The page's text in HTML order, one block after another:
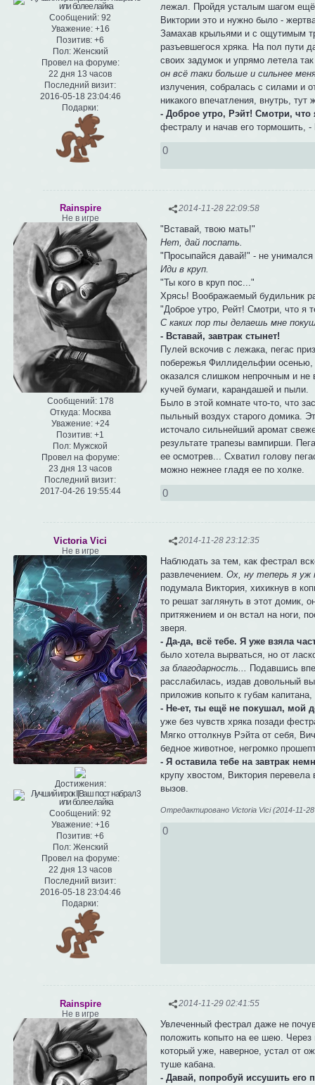
Сообщений: 92
Уважение: +16
Позитив: +6
Пол:Женский
Провел на форуме:
22 дня 13 часов
Последний визит:
2016-05-18 23:04:46
Подарки:
лежал. Пройдя усталым шагом ещё
Виктории это и нужно было -
Замахав крыльями и с ощутимым
разъевшегося хряка. На пол пути
своих задумок и упрямо летела
он всё таки больше и сильнее
излучения, собралась с силами и
никакого впечатления, внутрь,
- Доброе утро, Рэйт! Смотри, что
фестралу и начав его тормошить, -
0
2014-11-28 22:09:58
Rainspire
Не в игре
Сообщений:178
Откуда:Москва
Уважение: +24
Позитив: +1
Пол: Мужской
Провел на форуме:
23 дня 13 часов
Последний визит:
2017-04-26 19:55:44
"Вставай, твою мать!"
Нет, дай поспать.
"Просыпайся давай!" - не унимался
Иди в круп.
"Ты кого в круп пос..."
Хрясь! Воображаемый будильник
"Доброе утро, Рейт! Смотри, что я
С каких пор ты делаешь мне
- Вставай, завтрак стынет!
Пулей вскочив с лежака, пегас
побережья Филлидельфии осенью,
оказался слишком непрочным и не
кучей бумаги, карандашей и пыли.
Было в этой комнате что-то, что
пыльный воздух старого домика.
источало сильнейший аромат
результате трапезы вампирши.
ее осмотрев... Схватил голову
можно нежнее гладя ее по холке.
0
2014-11-28 23:12:35
Victoria Vici
Не в игре
Достижения:
Сообщений: 92
Уважение: +16
Позитив: +6
Пол:Женский
Провел на форуме:
22 дня 13 часов
Последний визит:
2016-05-18 23:04:46
Подарки:
Наблюдать за тем, как фестрал
развлечением.Ох, ну теперь я уж
подумала Виктория, хихикнув в
то решат заглянуть в этот домик,
притяжением и он встал на ноги,
зверя.
- Да-да, всё тебе. Я уже взяла
было хотела вырваться, но от
за благодарность... Подавшись
расслабилась, издав довольный
приложив копыто к губам
- Не-ет, ты ещё не покушал, мой
уже без чувств хряка позади
Мягко оттолкнув Рэйта от себя,
бедное животное, негромко
- Я оставила тебе на завтрак
крупу хвостом, Виктория
вызов.
Отредактировано Victoria Vici (2014-11-
0
2014-11-29 02:41:55
Rainspire
Не в игре
Увлеченный фестрал даже не
положить копыто на ее шею. Через
который уже, наверное, устал от
туше кабана.
- Давай, попробуй иссушить его